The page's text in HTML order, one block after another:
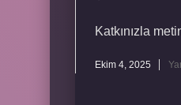
Katkınızla
Ekim 4, 2025